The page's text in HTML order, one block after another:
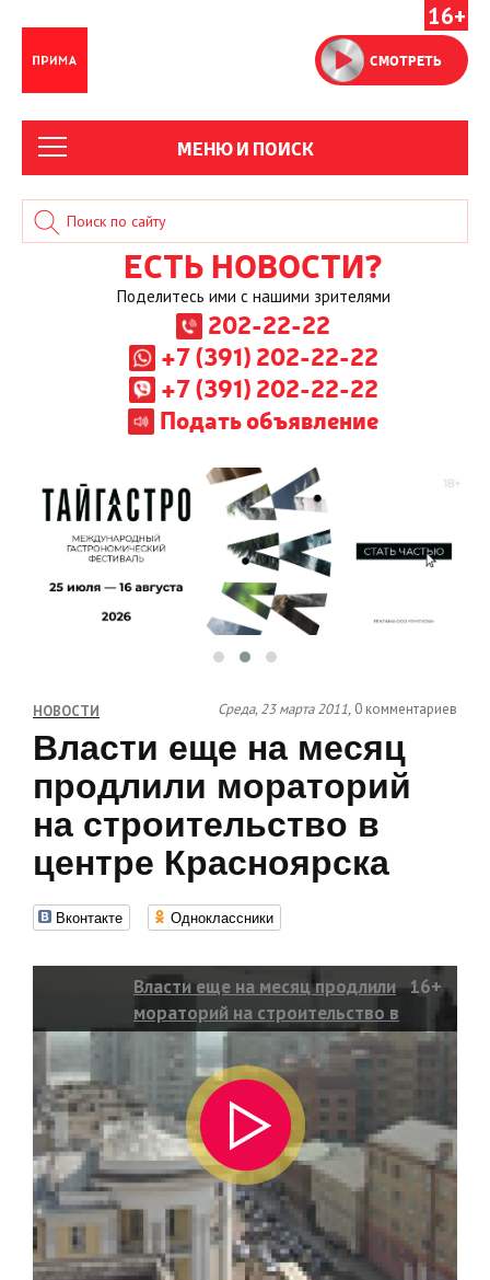
16+
СМОТРЕТЬ
МЕНЮ И ПОИСК
ЕСТЬ НОВОСТИ?
Поделитесь ими с нашими зрителями
202-22-22
+7 (391) 202-22-22
+7 (391) 202-22-22
Подать объявление
НОВОСТИ Среда, 23 марта 2011, 0 комментариев
Власти еще на месяц
продлили мораторий
на строительство в
центре Красноярска
Вконтакте Одноклассники
Власти еще на месяц продлили
мораторий на строительство в
центре Красноярска
16+